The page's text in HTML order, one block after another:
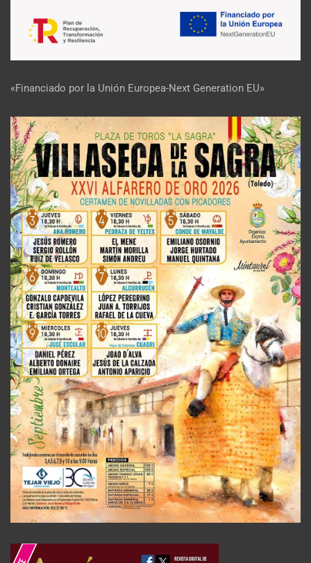
«Financiado por la Unión Europea-Next Generation EU»